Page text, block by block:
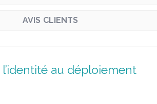
AVIS CLIENTS
au déploiement